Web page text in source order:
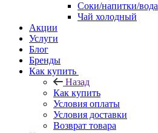
Соки/напитки/вода
Чай холодный
Акции
Услуги
Блог
Бренды
Как купить
Назад
Как купить
Условия оплаты
Условия доставки
Возврат товара